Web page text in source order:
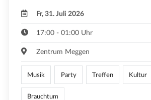
Fr, 31. Juli 2026
17:00 - 01:00 Uhr
Zentrum Meggen
Musik Party Treffen Kultur
Brauchtum